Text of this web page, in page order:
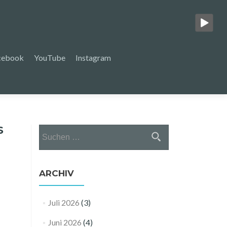
YouTube Instagram
nach:
ARCHIV
Juli 2026 (3)
Juni 2026 (4)